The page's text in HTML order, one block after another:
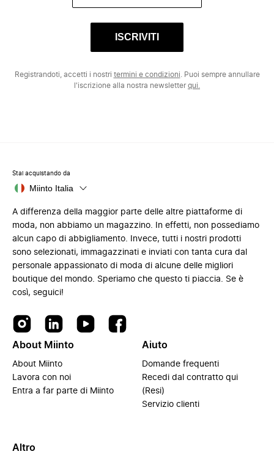
ISCRIVITI
Registrandoti, accetti i nostri termini e condizioni . Puoi sempre annullare
l'iscrizione alla nostra newsletterqui.
Stai acquistando da
Miinto Italia
A differenza della maggior parte delle altre piattaforme di
moda, non abbiamo un magazzino. In effetti, non possediamo
alcun capo di abbigliamento. Invece, tutti i nostri prodotti
sono selezionati, immagazzinati e inviati con tanta cura dal
personale appassionato di moda di alcune delle migliori
boutique del mondo. Speriamo che questo ti piaccia. Se è
così, seguici!
About Miinto
About Miinto
Lavora con noi
Entra a far parte di Miinto
Aiuto
Domande frequenti
Recedi dal contratto qui
(Resi)
Servizio clienti
Altro